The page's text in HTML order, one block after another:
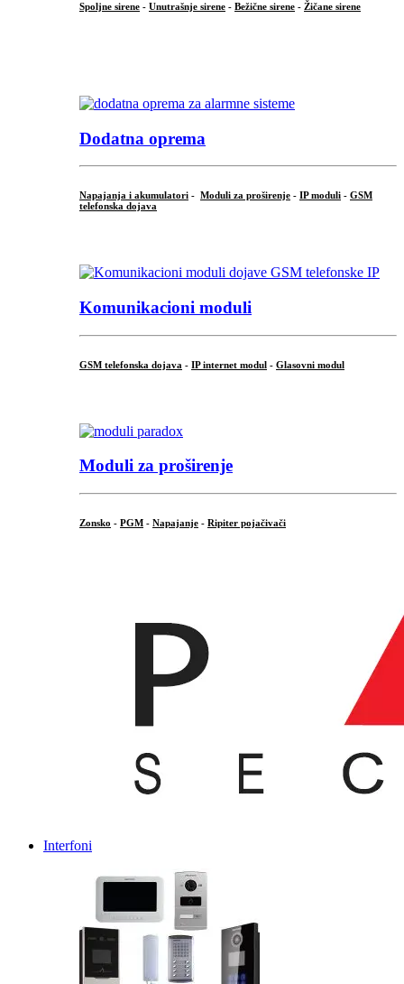
Spoljne sirene - Unutrašnje sirene - Bežične sirene - Žičane sirene
Dodatna oprema
Napajanja i akumulatori - Moduli za proširenje - IP moduli - GSM
telefonska dojava
Komunikacioni moduli
GSM telefonska dojava - IP internet modul - Glasovni modul
Moduli za proširenje
Zonsko - PGM - Napajanje - Ripiter pojačivači
Interfoni